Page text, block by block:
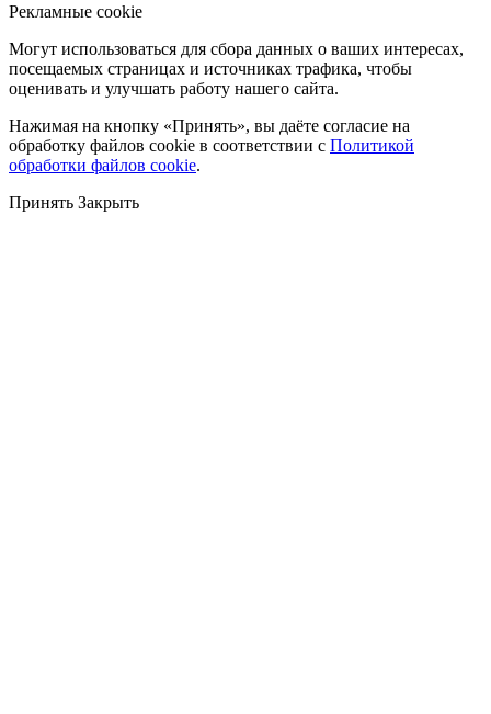
Рекламные cookie
Могут использоваться для сбора данных о ваших интересах,
посещаемых страницах и источниках трафика, чтобы
оценивать и улучшать работу нашего сайта.
Нажимая на кнопку «Принять», вы даёте согласие на
обработку файлов cookie в соответствии с Политикой
обработки файлов cookie.
Принять Закрыть